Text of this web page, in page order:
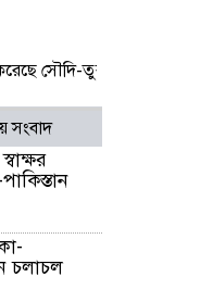
তুরস্ক-পাকিস্তান
সংবাদ
চলাচল